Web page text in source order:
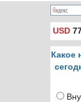
USD
Какое